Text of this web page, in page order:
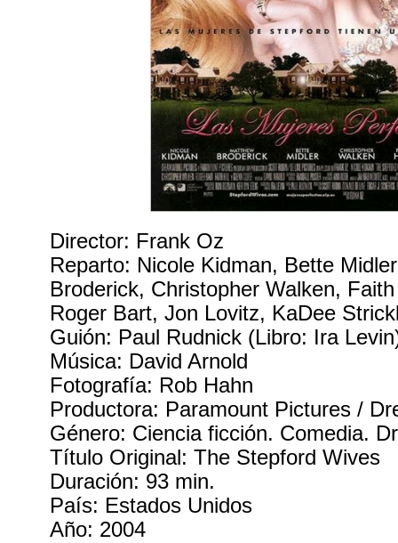
Director: Frank Oz
Reparto: Nicole Kidman, Bette
Broderick, Christopher Walken,
Roger Bart, Jon Lovitz, KaDee
Guión: Paul Rudnick (Libro: Ira
Música: David Arnold
Fotografía: Rob Hahn
Productora: Paramount Pictures /
Género: Ciencia ficción. Comedia.
Título Original: The Stepford Wives
Duración: 93 min.
País: Estados Unidos
Año: 2004